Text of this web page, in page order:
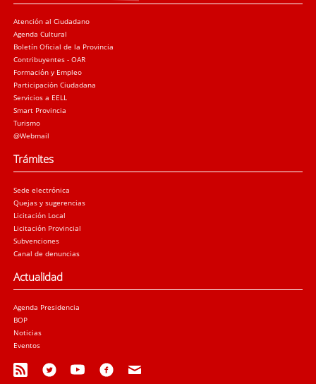
Atención al Ciudadano
Agenda Cultural
Boletín Oficial de la Provincia
Contribuyentes - OAR
Formación y Empleo
Participación Ciudadana
Servicios a EELL
Smart Provincia
Turismo
@Webmail
Trámites
Sede electrónica
Quejas y sugerencias
Licitación Local
Licitación Provincial
Subvenciones
Canal de denuncias
Actualidad
Agenda Presidencia
BOP
Noticias
Eventos